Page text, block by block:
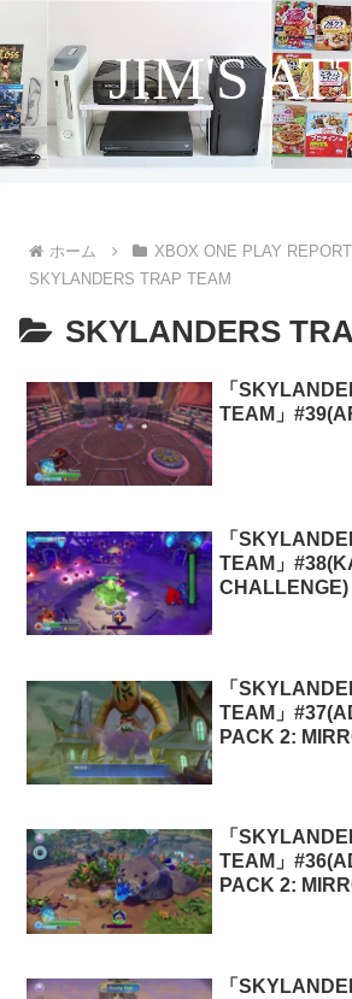
JIM'S
ホーム
XBOX ONE PLAY REPORT
SKYLANDERS TRAP TEAM
SKYLANDERS
「
TEAM」
「
TEAM」
CHALLENGE)
「
TEAM」
PACK 2:
「
TEAM」
PACK 2:
「